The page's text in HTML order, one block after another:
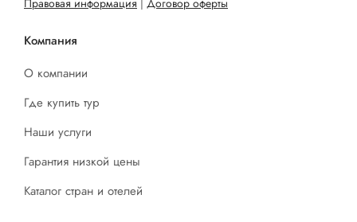
Правовая информация | Договор оферты
Компания
О компании
Где купить тур
Наши услуги
Гарантия низкой цены
Каталог стран и отелей